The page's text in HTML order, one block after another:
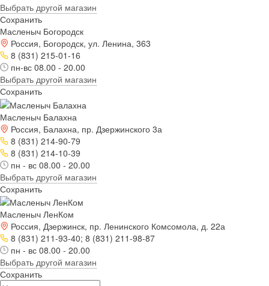
Выбрать другой магазин
Сохранить
Масленыч Богородск
Россия, Богородск, ул. Ленина, 363
8 (831) 215-01-16
пн-вс 08.00 - 20.00
Выбрать другой магазин
Сохранить
Масленыч Балахна
Россия, Балахна, пр. Дзержинского 3а
8 (831) 214-90-79
8 (831) 214-10-39
пн - вс 08.00 - 20.00
Выбрать другой магазин
Сохранить
Масленыч ЛенКом
Россия, Дзержинск, пр. Ленинского Комсомола, д. 22а
8 (831) 211-93-40; 8 (831) 211-98-87
пн - вс 08.00 - 20.00
Выбрать другой магазин
Сохранить